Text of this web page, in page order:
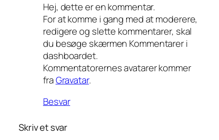
Hej, dette er en kommentar.
For at komme i gang med at moderere,
redigere og slette kommentarer, skal
du besøge skærmen Kommentarer i
dashboardet.
Kommentatorernes avatarer kommer
fraGravatar.
Besvar
Skriv et svar